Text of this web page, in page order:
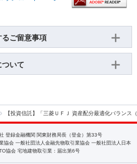
ご留意事項
いて
【投資信託】「三菱ＵＦＪ 資産配分最適化バラン
登録金融機関 関東財務局長（登金）第33号
協会 一般社団法人金融先物取引業協会 一般社団法人日本
協会 宅地建物取引業：届出第6号